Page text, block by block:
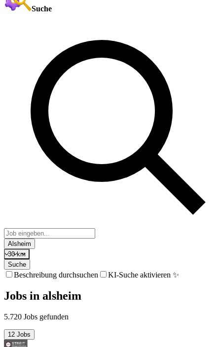
Suche
Alsheim
30 km
Suche
Beschreibung durchsuchen KI-Suche aktivieren ✨
Jobs in alsheim
5.720 Jobs gefunden
12 Jobs